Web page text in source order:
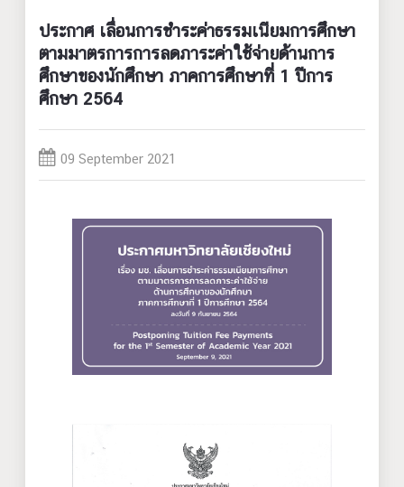
ประกาศ เลื่อนการชำระค่าธรรมเนียมการศึกษา
ตามมาตรการการลดภาระค่าใช้จ่ายด้านการ
ศึกษาของนักศึกษา ภาคการศึกษาที่ 1 ปีการ
ศึกษา 2564
09 September 2021